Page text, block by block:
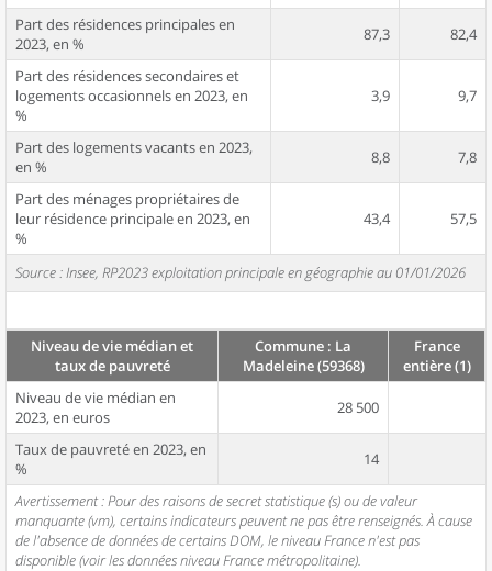
Part des résidences principales en
2023, en %
87,3 82,4
Part des résidences secondaires et
logements occasionnels en 2023, en
%
3,9 9,7
Part des logements vacants en 2023,
en %
8,8 7,8
Part des ménages propriétaires de
leur résidence principale en 2023, en
%
43,4 57,5
Source : Insee, RP2023 exploitation principale en géographie au 01/01/2026
Niveau de vie médian et
taux de pauvreté
Commune : La
Madeleine (59368)
France
entière (1)
Niveau de vie médian en
2023, en euros
28 500
Taux de pauvreté en 2023, en
%
14
Avertissement : Pour des raisons de secret statistique (s) ou de valeur
manquante (vm), certains indicateurs peuvent ne pas être renseignés. À cause
de l'absence de données de certains DOM, le niveau France n'est pas
disponible (voir les données niveau France métropolitaine).